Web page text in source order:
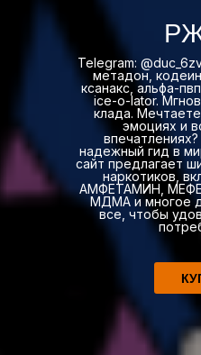
Telegram:
метадон,
ксанакс, альфа-
ice-o-lator.
клада.
эмоциях и
надежный гид в
сайт предлагает
наркотиков,
АМФЕТАМИН,
МДМА и многое
все, чтобы